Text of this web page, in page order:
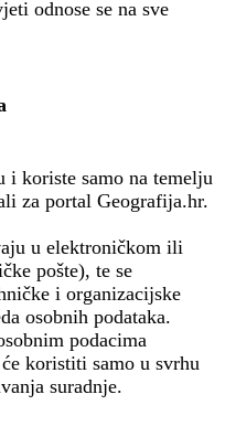
odnose se na sve
i koriste samo na temelju
za portal Geografija.hr.
u elektroničkom ili
pošte), te se
i organizacijske
osobnih podataka.
podacima
koristiti samo u svrhu
suradnje.